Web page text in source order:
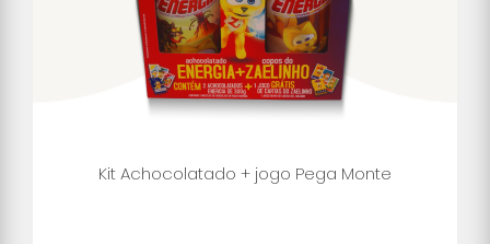
Kit Achocolatado + jogo Pega Monte